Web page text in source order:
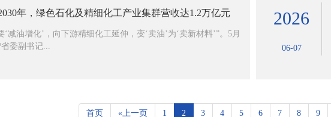
年，绿色石化及精细化工产业集群营收达1.2万亿元
‘减油增化’，向下游精细化工延伸，变‘卖油’为‘卖新材料’”。5月
委副书记...
2026
06-07
首页 «上一页 1 2 3 4 5 6 7 8 9